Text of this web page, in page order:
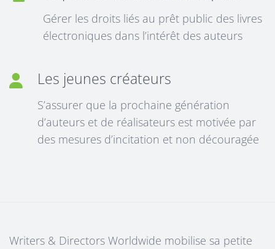
Gérer les droits liés au prêt public des livres
électroniques dans l’intérêt des auteurs
Les jeunes créateurs
S’assurer que la prochaine génération
d’auteurs et de réalisateurs est motivée par
des mesures d’incitation et non découragée
Writers & Directors Worldwide mobilise sa petite